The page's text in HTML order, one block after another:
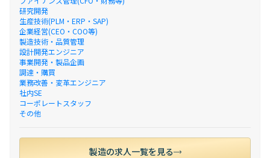
研究開発
生産技術(PLM・ERP・SAP)
企業経営(CEO・COO等)
製造技術・品質管理
設計開発エンジニア
事業開発・製品企画
調達・購買
業務改善・変革エンジニア
社内SE
コーポレートスタッフ
その他
製造の求人一覧を見る